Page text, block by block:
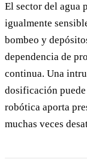
El sector del agua
igualmente
bombeo y
dependencia de
continua. Una
dosificación
robótica aporta
muchas veces